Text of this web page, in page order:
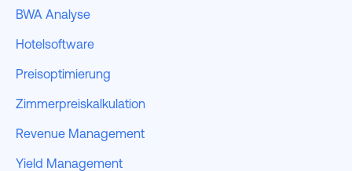
BWA Analyse
Hotelsoftware
Preisoptimierung
Zimmerpreiskalkulation
Revenue Management
Yield Management